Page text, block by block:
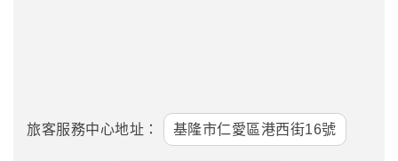
旅客服務中心地址： 基隆市仁愛區港西街16號